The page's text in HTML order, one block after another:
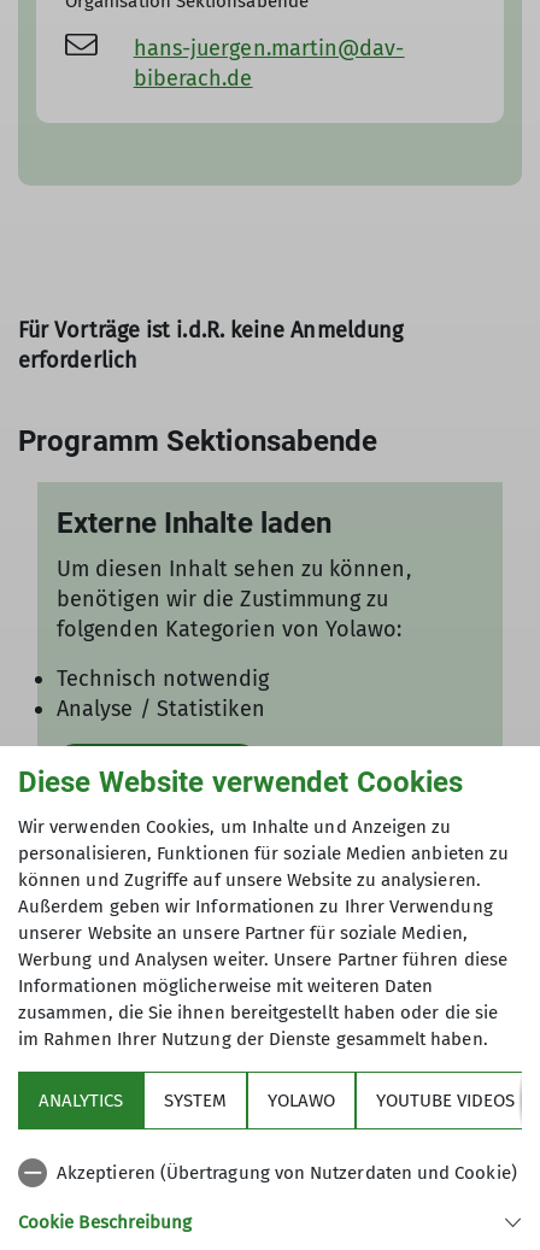
hans-juergen.martin@dav-
biberach.de
Für Vorträge ist i.d.R. keine Anmeldung
erforderlich
Externe Inhalte laden
Um diesen Inhalt sehen zu können,
benötigen wir die Zustimmung zu
folgenden Kategorien von Yolawo:
Technisch notwendig
Analyse / Statistiken
Gut zu wissen: Die Einstellungen können
jederzeit in denDatenschutz-
Einstellungen angepasst werden!
Sektion
Aktuelles
Diese Website verwendet Cookies
Wir verwenden Cookies, um Inhalte und Anzeigen zu
personalisieren, Funktionen für soziale Medien anbieten zu
können und Zugriffe auf unsere Website zu analysieren.
Außerdem geben wir Informationen zu Ihrer Verwendung
unserer Website an unsere Partner für soziale Medien,
Werbung und Analysen weiter. Unsere Partner führen diese
Informationen möglicherweise mit weiteren Daten
zusammen, die Sie ihnen bereitgestellt haben oder die sie
im Rahmen Ihrer Nutzung der Dienste gesammelt haben.
ANALYTICS SYSTEM YOLAWO YOUTUBE VIDEOS
Akzeptieren (Übertragung von Nutzerdaten und Cookie)
Cookie Beschreibung